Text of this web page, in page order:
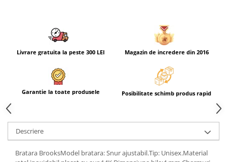
Livrare gratuita la peste 300 LEI Magazin de incredere din 2016
Garantie la toate produsele Posibilitate schimb produs rapid
Descriere
Bratara BrooksModel bratara: Snur ajustabil.Tip: Unisex.Material